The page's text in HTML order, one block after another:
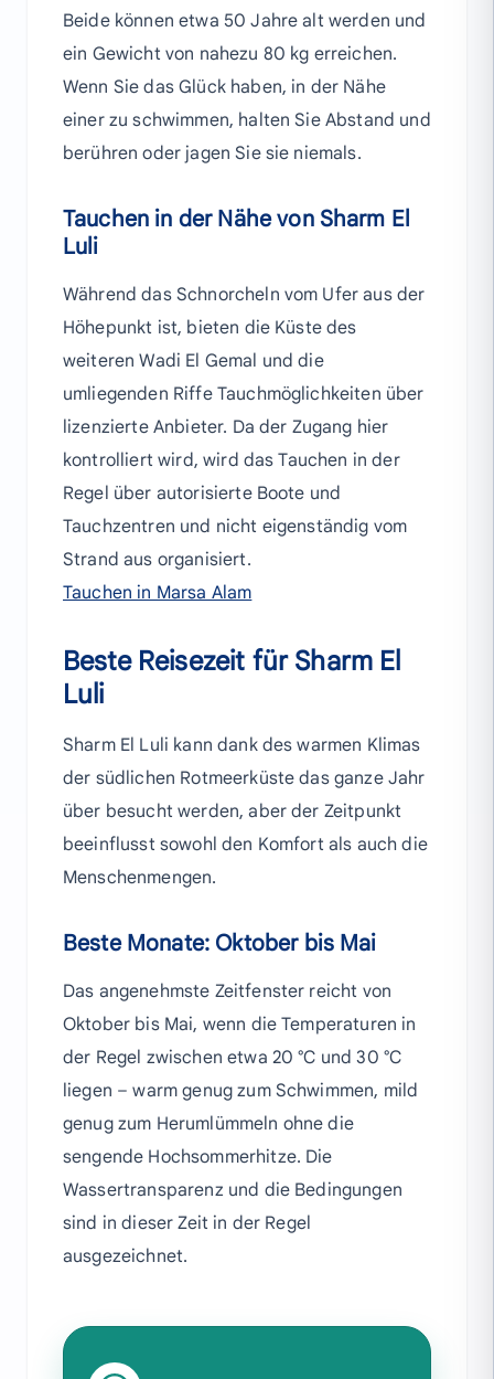
Beide können etwa 50 Jahre alt werden und
ein Gewicht von nahezu 80 kg erreichen.
Wenn Sie das Glück haben, in der Nähe
einer zu schwimmen, halten Sie Abstand und
berühren oder jagen Sie sie niemals.
Tauchen in der Nähe von Sharm El
Luli
Während das Schnorcheln vom Ufer aus der
Höhepunkt ist, bieten die Küste des
weiteren Wadi El Gemal und die
umliegenden Riffe Tauchmöglichkeiten über
lizenzierte Anbieter. Da der Zugang hier
kontrolliert wird, wird das Tauchen in der
Regel über autorisierte Boote und
Tauchzentren und nicht eigenständig vom
Strand aus organisiert.
Tauchen in Marsa Alam
Beste Reisezeit für Sharm El
Luli
Sharm El Luli kann dank des warmen Klimas
der südlichen Rotmeerküste das ganze Jahr
über besucht werden, aber der Zeitpunkt
beeinflusst sowohl den Komfort als auch die
Menschenmengen.
Beste Monate: Oktober bis Mai
Das angenehmste Zeitfenster reicht von
Oktober bis Mai, wenn die Temperaturen in
der Regel zwischen etwa 20 °C und 30 °C
liegen – warm genug zum Schwimmen, mild
genug zum Herumlümmeln ohne die
sengende Hochsommerhitze. Die
Wassertransparenz und die Bedingungen
sind in dieser Zeit in der Regel
ausgezeichnet.